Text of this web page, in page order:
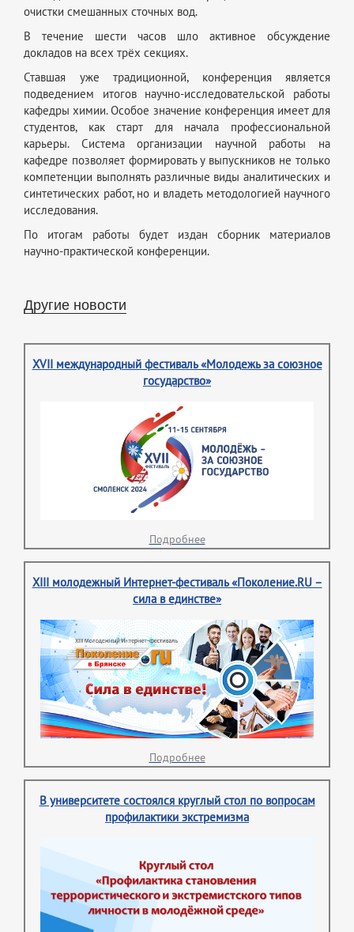
очистки смешанных сточных вод.
В течение шести часов шло активное обсуждение
докладов на всех трёх секциях.
Ставшая уже традиционной, конференция является
подведением итогов научно-исследовательской работы
кафедры химии. Особое значение конференция имеет для
студентов, как старт для начала профессиональной
карьеры. Система организации научной работы на
кафедре позволяет формировать у выпускников не только
компетенции выполнять различные виды аналитических и
синтетических работ, но и владеть методологией научного
исследования.
По итогам работы будет издан сборник материалов
научно-практической конференции.
Другие новости
XVII международный фестиваль «Молодежь за союзное
государство»
Подробнее
XIII молодежный Интернет-фестиваль «Поколение.RU –
сила в единстве»
Подробнее
В университете состоялся круглый стол по вопросам
профилактики экстремизма